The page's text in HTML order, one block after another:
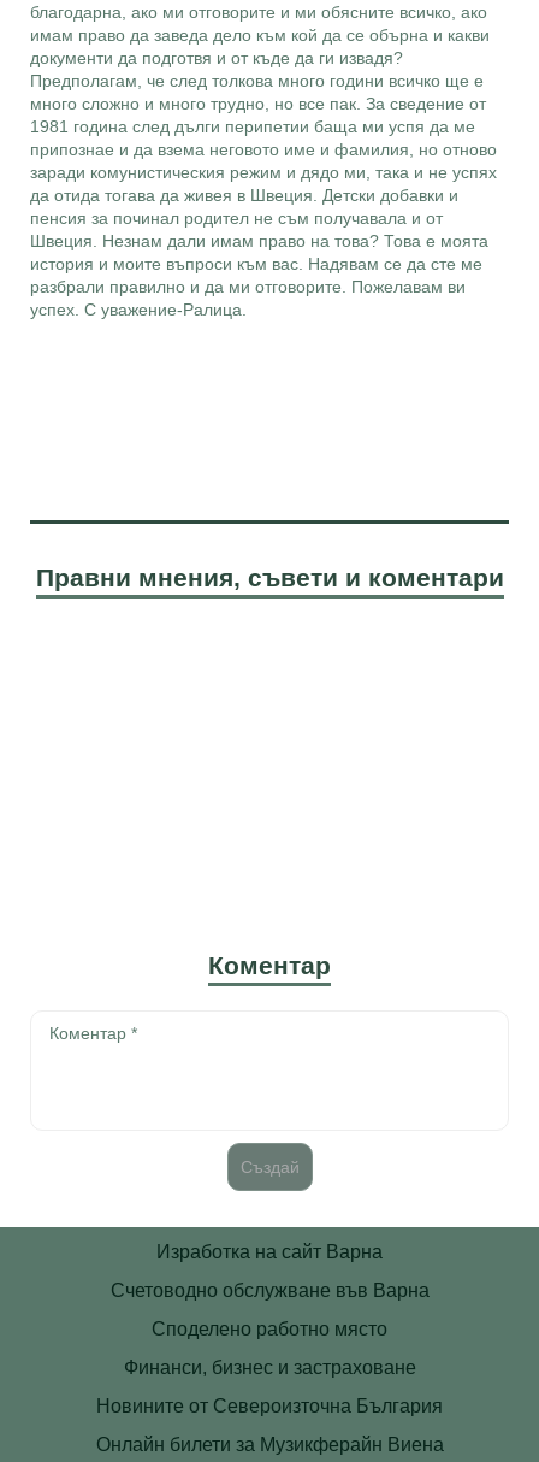
благодарна, ако ми отговорите и ми обясните всичко, ако
имам право да заведа дело към кой да се обърна и какви
документи да подготвя и от къде да ги извадя?
Предполагам, че след толкова много години всичко ще е
много сложно и много трудно, но все пак. За сведение от
1981 година след дълги перипетии баща ми успя да ме
припознае и да взема неговото име и фамилия, но отново
заради комунистическия режим и дядо ми, така и не успях
да отида тогава да живея в Швеция. Детски добавки и
пенсия за починал родител не съм получавала и от
Швеция. Незнам дали имам право на това? Това е моята
история и моите въпроси към вас. Надявам се да сте ме
разбрали правилно и да ми отговорите. Пожелавам ви
успех. С уважение-Ралица.
Правни мнения, съвети и коментари
Коментар
Изработка на сайт Варна
Счетоводно обслужване във Варна
Споделено работно място
Финанси, бизнес и застраховане
Новините от Североизточна България
Онлайн билети за Музикферайн Виена